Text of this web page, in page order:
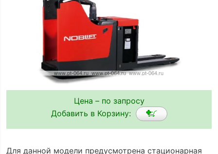
Цена – по запросу
Добавить в Корзину:
Для данной модели предусмотрена стационарная